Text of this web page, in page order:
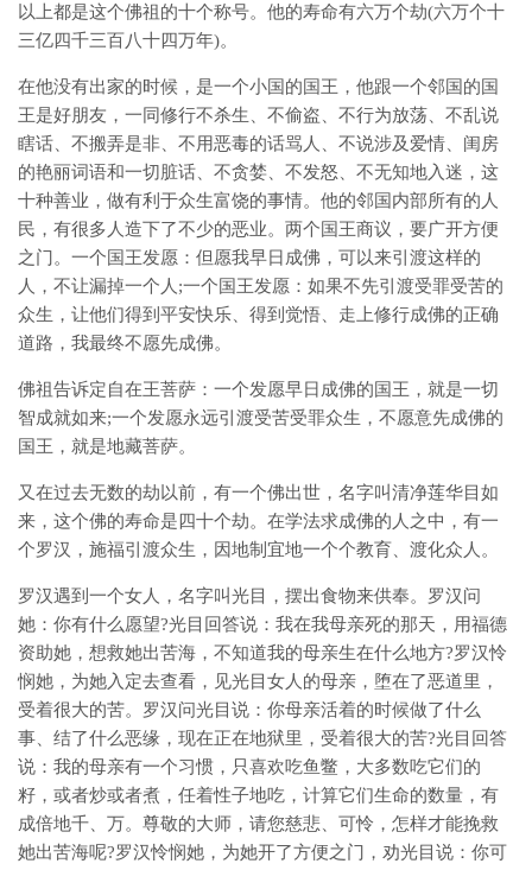
以上都是这个佛祖的十个称号。他的寿命有六万个劫(六万个十
三亿四千三百八十四万年)。
在他没有出家的时候，是一个小国的国王，他跟一个邻国的国
王是好朋友，一同修行不杀生、不偷盗、不行为放荡、不乱说
瞎话、不搬弄是非、不用恶毒的话骂人、不说涉及爱情、闺房
的艳丽词语和一切脏话、不贪婪、不发怒、不无知地入迷，这
十种善业，做有利于众生富饶的事情。他的邻国内部所有的人
民，有很多人造下了不少的恶业。两个国王商议，要广开方便
之门。一个国王发愿：但愿我早日成佛，可以来引渡这样的
人，不让漏掉一个人;一个国王发愿：如果不先引渡受罪受苦的
众生，让他们得到平安快乐、得到觉悟、走上修行成佛的正确
道路，我最终不愿先成佛。
佛祖告诉定自在王菩萨：一个发愿早日成佛的国王，就是一切
智成就如来;一个发愿永远引渡受苦受罪众生，不愿意先成佛的
国王，就是地藏菩萨。
又在过去无数的劫以前，有一个佛出世，名字叫清净莲华目如
来，这个佛的寿命是四十个劫。在学法求成佛的人之中，有一
个罗汉，施福引渡众生，因地制宜地一个个教育、渡化众人。
罗汉遇到一个女人，名字叫光目，摆出食物来供奉。罗汉问
她：你有什么愿望?光目回答说：我在我母亲死的那天，用福德
资助她，想救她出苦海，不知道我的母亲生在什么地方?罗汉怜
悯她，为她入定去查看，见光目女人的母亲，堕在了恶道里，
受着很大的苦。罗汉问光目说：你母亲活着的时候做了什么
事、结了什么恶缘，现在正在地狱里，受着很大的苦?光目回答
说：我的母亲有一个习惯，只喜欢吃鱼鳖，大多数吃它们的
籽，或者炒或者煮，任着性子地吃，计算它们生命的数量，有
成倍地千、万。尊敬的大师，请您慈悲、可怜，怎样才能挽救
她出苦海呢?罗汉怜悯她，为她开了方便之门，劝光目说：你可